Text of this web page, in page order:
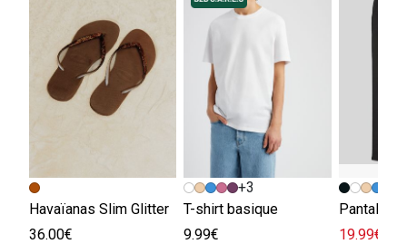
Havaïanas Slim Glitter
36.00€
+3
T-shirt basique
9.99€
19.99€